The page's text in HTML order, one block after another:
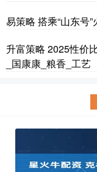
易策略 搭乘“山东号
升富策略 2025性价
_国康康_粮香_工艺